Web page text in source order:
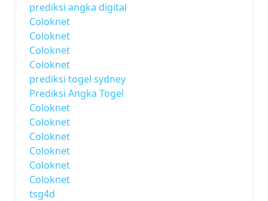
prediksi angka digital
Coloknet
Coloknet
Coloknet
Coloknet
prediksi togel sydney
Prediksi Angka Togel
Coloknet
Coloknet
Coloknet
Coloknet
Coloknet
Coloknet
tsg4d